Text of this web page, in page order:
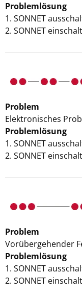
Problemlösung
1. SONNET
2. SONNET
Problem
Elektronisches
Problemlösung
1. SONNET
2. SONNET
Problem
Vorübergehender
Problemlösung
1. SONNET
2. SONNET